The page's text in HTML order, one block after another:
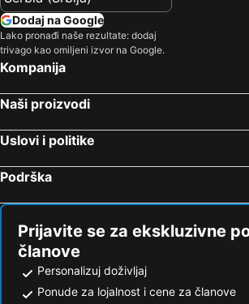
Dodaj na Google
Lako pronađi naše rezultate: dodaj
trivago kao omiljeni izvor na Google.
Kompanija
Naši proizvodi
Uslovi i politike
Podrška
Prijavite se za ekskluzivne
članove
Personalizuj doživljaj
Ponude za lojalnost i cene za članove